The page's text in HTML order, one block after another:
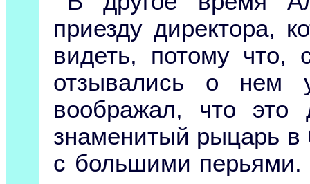
приезду директора,
видеть, потому что,
отзывались о нем
воображал, что это
знаменитый рыцарь
с большими перьями.